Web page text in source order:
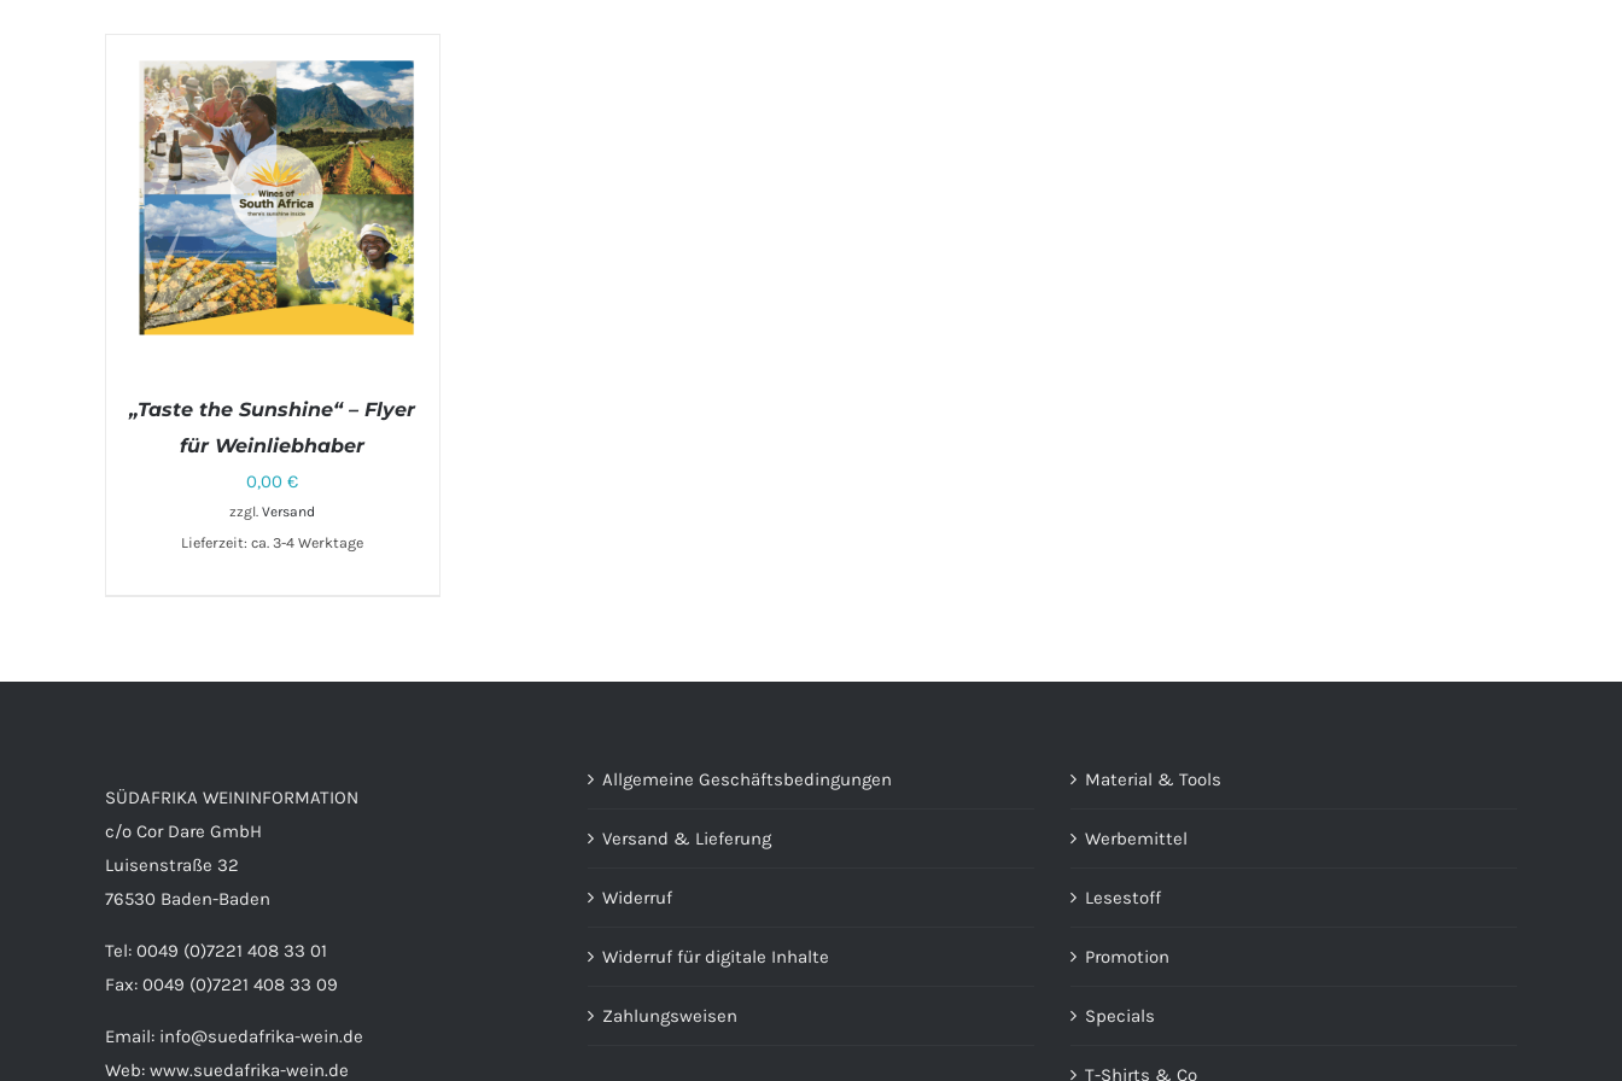
IN DEN WARENKORB / DETAILS
„Taste the Sunshine“ – Flyer
für Weinliebhaber
0,00€
zzgl.Versand
Lieferzeit: ca. 3-4 Werktage
SÜDAFRIKA WEININFORMATION
c/o Cor Dare GmbH
Luisenstraße 32
76530 Baden-Baden
Tel: 0049 (0)7221 408 33 01
Fax: 0049 (0)7221 408 33 09
Email: info@suedafrika-wein.de
Web: www.suedafrika-wein.de
Allgemeine Geschäftsbedingungen
Versand & Lieferung
Widerruf
Widerruf für digitale Inhalte
Zahlungsweisen
Material & Tools
Werbemittel
Lesestoff
Promotion
Specials
T-Shirts & Co